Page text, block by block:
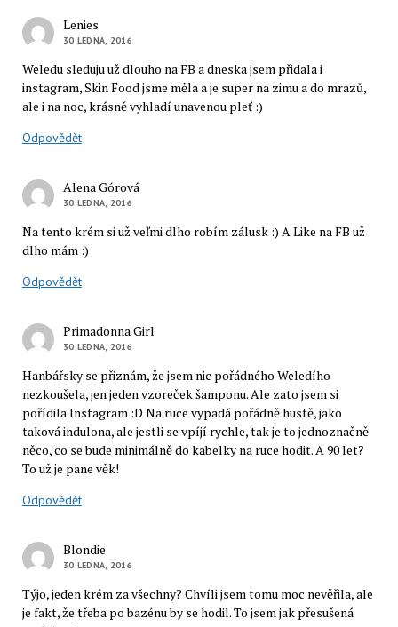
Lenies
30 LEDNA, 2016
Weledu sleduju už dlouho na FB a dneska jsem přidala i
instagram, Skin Food jsme měla a je super na zimu a do mrazů,
ale i na noc, krásně vyhladí unavenou pleť :)
Odpovědět
Alena Górová
30 LEDNA, 2016
Na tento krém si už veľmi dlho robím zálusk :) A Like na FB už
dlho mám :)
Odpovědět
Primadonna Girl
30 LEDNA, 2016
Hanbářsky se přiznám, že jsem nic pořádného Weledího
nezkoušela, jen jeden vzoreček šamponu. Ale zato jsem si
pořídila Instagram :D Na ruce vypadá pořádně hustě, jako
taková indulona, ale jestli se vpíjí rychle, tak je to jednoznačně
něco, co se bude minimálně do kabelky na ruce hodit. A 90 let?
To už je pane věk!
Odpovědět
Blondie
30 LEDNA, 2016
Týjo, jeden krém za všechny? Chvíli jsem tomu moc nevěřila, ale
je fakt, že třeba po bazénu by se hodil. To jsem jak přesušená